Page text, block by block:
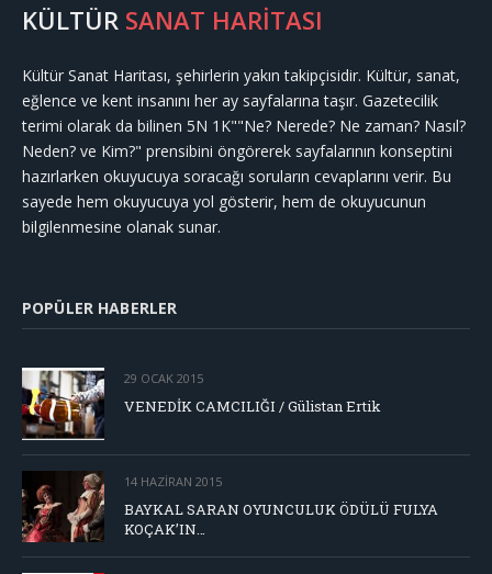
KÜLTÜR SANAT HARİTASI
Kültür Sanat Haritası, şehirlerin yakın takipçisidir. Kültür, sanat,
eğlence ve kent insanını her ay sayfalarına taşır. Gazetecilik
terimi olarak da bilinen 5N 1K""Ne? Nerede? Ne zaman? Nasıl?
Neden? ve Kim?" prensibini öngörerek sayfalarının konseptini
hazırlarken okuyucuya soracağı soruların cevaplarını verir. Bu
sayede hem okuyucuya yol gösterir, hem de okuyucunun
bilgilenmesine olanak sunar.
POPÜLER HABERLER
29 OCAK 2015
VENEDİK CAMCILIĞI / Gülistan Ertik
14 HAZIRAN 2015
BAYKAL SARAN OYUNCULUK ÖDÜLÜ FULYA
KOÇAK’IN…